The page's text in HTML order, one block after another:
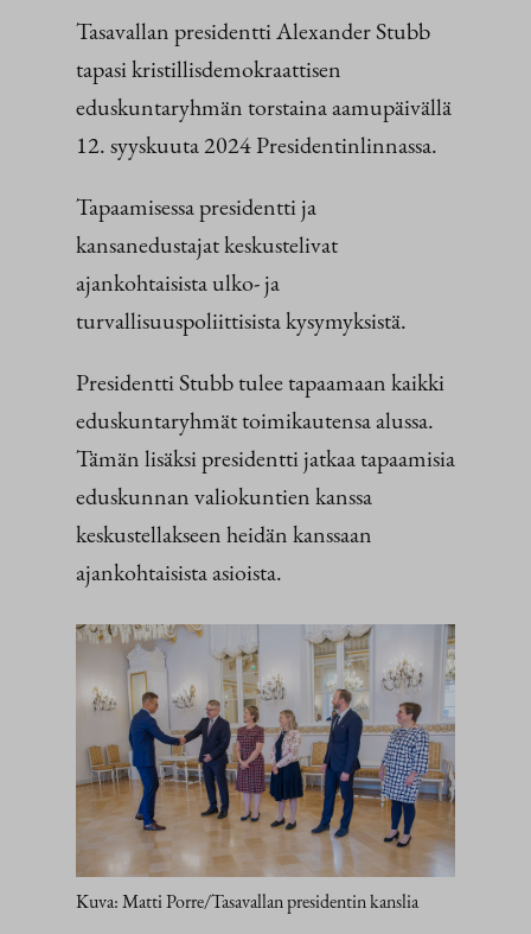
Tasavallan presidentti Alexander Stubb
tapasi kristillisdemokraattisen
eduskuntaryhmän torstaina aamupäivällä
12. syyskuuta 2024 Presidentinlinnassa.
Tapaamisessa presidentti ja
kansanedustajat keskustelivat
ajankohtaisista ulko- ja
turvallisuuspoliittisista kysymyksistä.
Presidentti Stubb tulee tapaamaan kaikki
eduskuntaryhmät toimikautensa alussa.
Tämän lisäksi presidentti jatkaa tapaamisia
eduskunnan valiokuntien kanssa
keskustellakseen heidän kanssaan
ajankohtaisista asioista.
Kuva: Matti Porre/Tasavallan presidentin kanslia